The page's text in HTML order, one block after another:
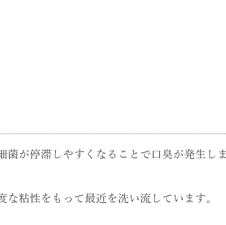
菌が停滞しやすくなることで口臭が発生し
粘性をもって最近を洗い流しています。